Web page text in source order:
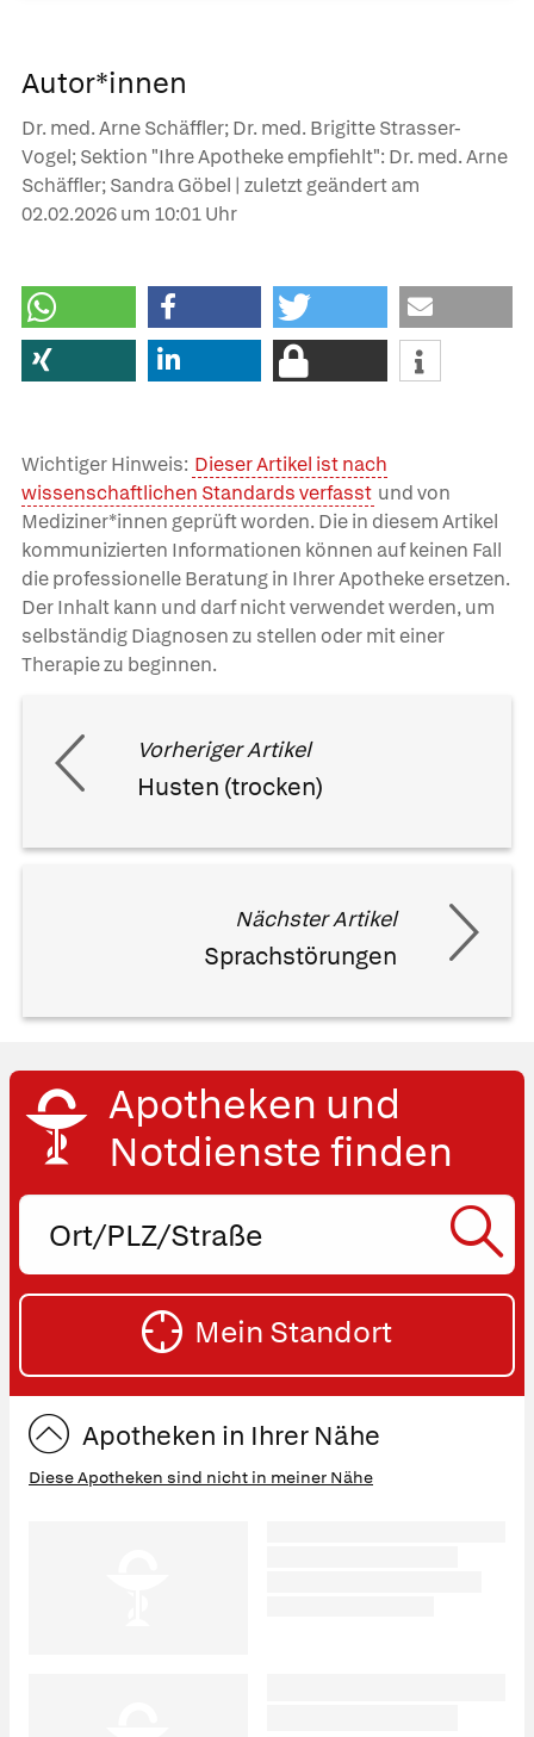
Autor*innen
Dr. med. Arne Schäffler; Dr. med. Brigitte Strasser-
Vogel; Sektion "Ihre Apotheke empfiehlt": Dr. med. Arne
Schäffler; Sandra Göbel | zuletzt geändert am
02.02.2026um 10:01 Uhr
Wichtiger Hinweis: Dieser Artikel ist nach
wissenschaftlichen Standards verfasst und von
Mediziner*innen geprüft worden. Die in diesem Artikel
kommunizierten Informationen können auf keinen Fall
die professionelle Beratung in Ihrer Apotheke ersetzen.
Der Inhalt kann und darf nicht verwendet werden, um
selbständig Diagnosen zu stellen oder mit einer
Therapie zu beginnen.
Vorheriger Artikel
Husten (trocken)
Nächster Artikel
Sprachstörungen
Apotheken und
Notdienste finden
Ort,
oder
Straße
Mein Standort
Apotheken in Ihrer Nähe
Diese Apotheken sind nicht in meiner Nähe